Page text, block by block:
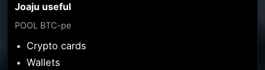
Joaju useful
POOL BTC-pe
Crypto cards
Wallets